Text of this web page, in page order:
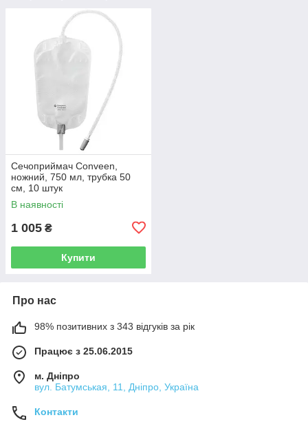
Сечоприймач Conveen,
ножний, 750 мл, трубка 50
см, 10 штук
В наявності
1 005 ₴
Купити
Про нас
98% позитивних з 343 відгуків за рік
Працює з 25.06.2015
м. Дніпро
вул. Батумськая, 11, Дніпро, Україна
Контакти